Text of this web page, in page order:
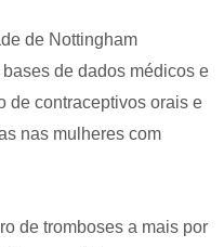
de Nottingham
de dados médicos e
de contraceptivos orais e
nas mulheres com
de tromboses a mais por